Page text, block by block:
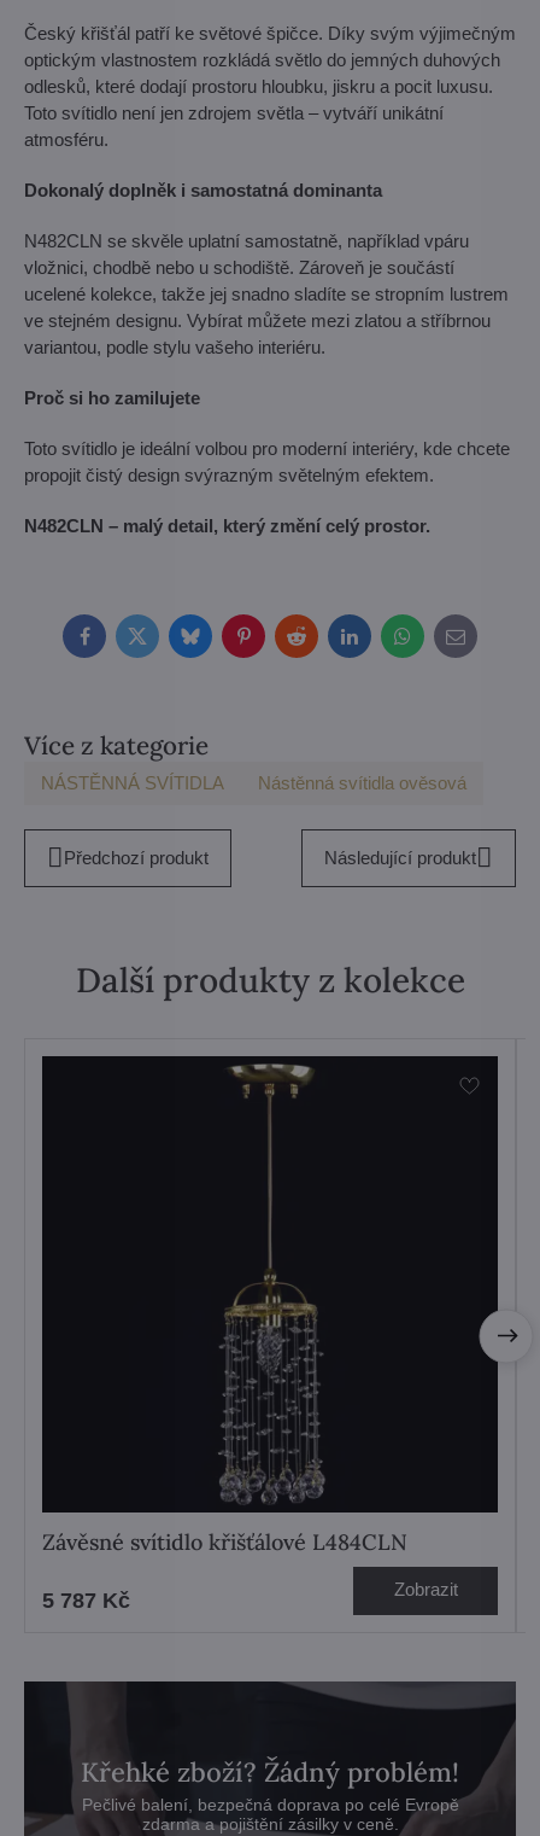
Český křišťál patří ke světové špičce. Díky svým výjimečným
optickým vlastnostem rozkládá světlo do jemných duhových
odlesků, které dodají prostoru hloubku, jiskru a pocit luxusu.
Toto svítidlo není jen zdrojem světla – vytváří unikátní
atmosféru.
Dokonalý doplněk i samostatná dominanta
N482CLN se skvěle uplatní samostatně, například vpáru
vložnici, chodbě nebo u schodiště. Zároveň je součástí
ucelené kolekce, takže jej snadno sladíte se stropním lustrem
ve stejném designu. Vybírat můžete mezi zlatou a stříbrnou
variantou, podle stylu vašeho interiéru.
Proč si ho zamilujete
Toto svítidlo je ideální volbou pro moderní interiéry, kde chcete
propojit čistý design svýrazným světelným efektem.
N482CLN – malý detail, který změní celý prostor.
FacebookTwitterBlueskyPinterestRedditLinkedInWhatsApp
E-
mail
Více z kategorie
NÁSTĚNNÁ SVÍTIDLA Nástěnná svítidla ověsová
Předchozí produkt Následující produkt
Další produkty z kolekce
Závěsné svítidlo křišťálové L484CLN
5 787 Kč Zobrazit
Křehké zboží? Žádný problém!
Pečlivé balení, bezpečná doprava po celé Evropě
zdarma a pojištění zásilky v ceně.